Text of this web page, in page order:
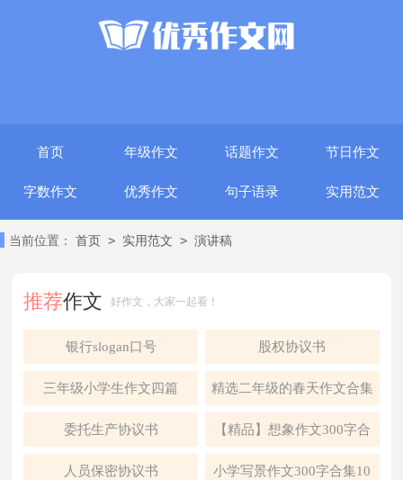
首页 年级作文 话题作文 节日作文
字数作文 优秀作文 句子语录 实用范文
当前位置： 首页 > 实用范文 > 演讲稿
推荐作文 好作文，大家一起看！
银行slogan口号 股权协议书
三年级小学生作文四篇 精选二年级的春天作文合集
5篇
委托生产协议书 【精品】想象作文300字合
集6篇
人员保密协议书 小学写景作文300字合集10